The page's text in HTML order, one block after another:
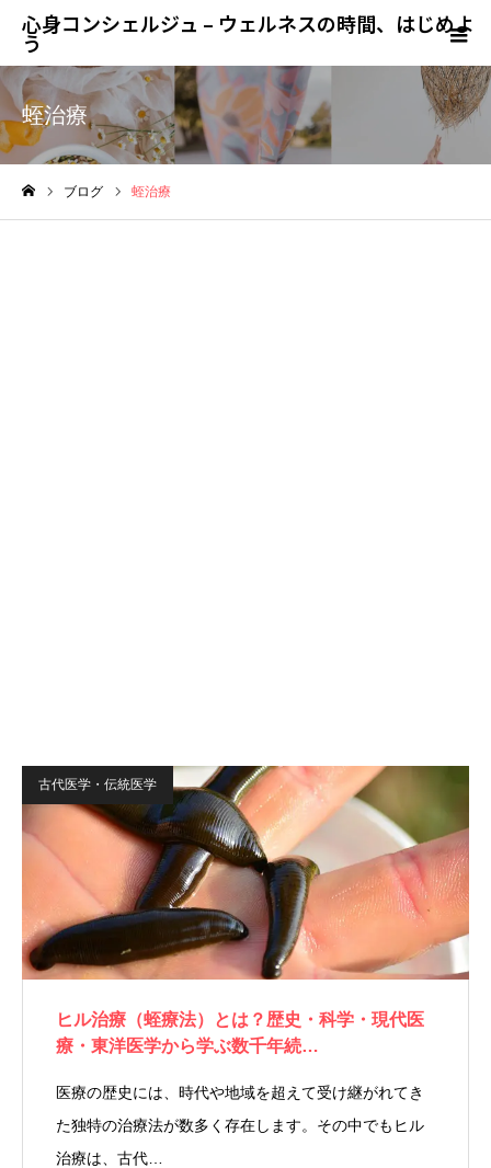
心身コンシェルジュ – ウェルネスの時間、はじめよ
う
蛭治療
ブログ 蛭治療
古代医学・伝統医学
ヒル治療（蛭療法）とは？歴史・科学・現代医
療・東洋医学から学ぶ数千年続…
医療の歴史には、時代や地域を超えて受け継がれてき
た独特の治療法が数多く存在します。その中でもヒル
治療は、古代…